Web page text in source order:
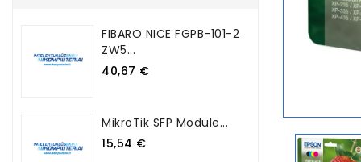
FIBARO NICE FGPB-101-2
ZW5...
40,67 €
MikroTik SFP Module...
15,54 €